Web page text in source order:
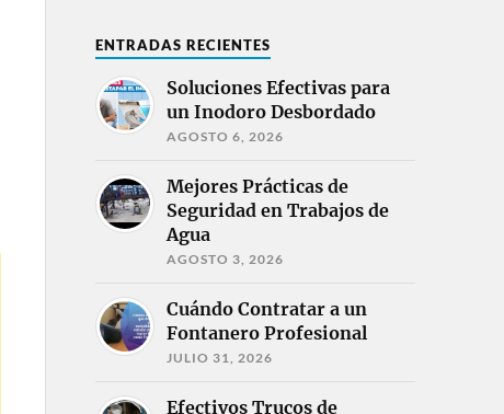
ENTRADAS RECIENTES
Soluciones Efectivas para
un Inodoro Desbordado
AGOSTO 6, 2026
Mejores Prácticas de
Seguridad en Trabajos de
Agua
AGOSTO 3, 2026
Cuándo Contratar a un
Fontanero Profesional
JULIO 31, 2026
Efectivos Trucos de